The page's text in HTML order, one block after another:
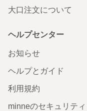
大口注文について
ヘルプセンター
お知らせ
ヘルプとガイド
利用規約
minneのセキュリティ